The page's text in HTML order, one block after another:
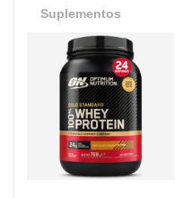
Suplementos